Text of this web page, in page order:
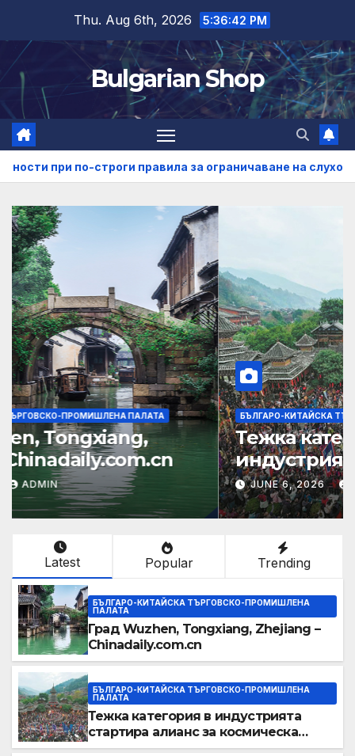
content
Thu. Aug 6th, 2026 5:36:44 PM
Bulgarian Shop
правила за ограничаване на слуховете и
БЪЛГАРО-КИТАЙСКА ТЪРГОВСКО-ПРОМИШЛЕНА ПАЛАТА
Град Wuzhen, Tongxiang,
Zhejiang – Chinadaily.com.cn
JUNE 6, 2026
Latest Popular Trending
БЪЛГАРО-КИТАЙСКА ТЪРГОВСКО-ПРОМИШЛЕНА
ПАЛАТА
Град Wuzhen, Tongxiang, Zhejiang –
Chinadaily.com.cn
БЪЛГАРО-КИТАЙСКА ТЪРГОВСКО-ПРОМИШЛЕНА
ПАЛАТА
Тежка категория в индустрията
стартира алианс за космическа
слънчева енергия